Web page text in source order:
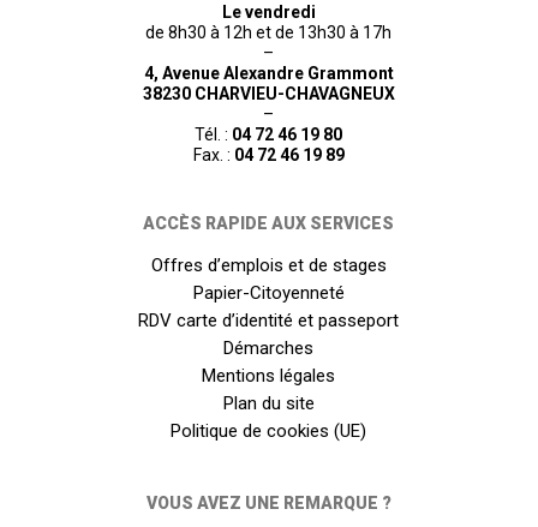
Le vendredi
de 8h30 à 12h et de 13h30 à 17h
–
4, Avenue Alexandre Grammont
38230 CHARVIEU-CHAVAGNEUX
–
Tél. : 04 72 46 19 80
Fax. : 04 72 46 19 89
ACCÈS RAPIDE AUX SERVICES
Offres d’emplois et de stages
Papier-Citoyenneté
RDV carte d’identité et passeport
Démarches
Mentions légales
Plan du site
Politique de cookies (UE)
VOUS AVEZ UNE REMARQUE ?